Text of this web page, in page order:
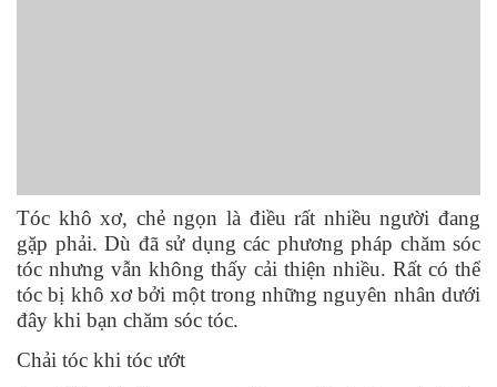
Tóc khô xơ, chẻ ngọn là điều rất nhiều người đang
gặp phải. Dù đã sử dụng các phương pháp chăm sóc
tóc nhưng vẫn không thấy cải thiện nhiều. Rất có thể
tóc bị khô xơ bởi một trong những nguyên nhân dưới
đây khi bạn chăm sóc tóc.
Chải tóc khi tóc ướt